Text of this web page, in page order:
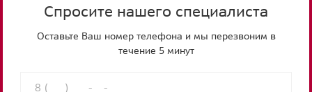
Спросите нашего специалиста
Оставьте Ваш номер телефона и мы перезвоним в
течение 5 минут